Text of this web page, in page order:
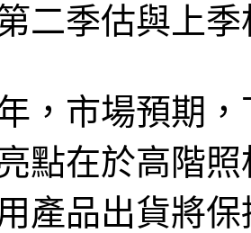
二季估與上
，市場預期
點在於高階
產品出貨將